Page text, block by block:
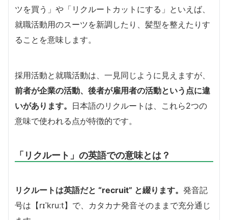
ツを買う」や「リクルートカットにする」といえば、
就職活動用のスーツを新調したり、髪型を整えたりす
ることを意味します。
採用活動と就職活動は、一見同じように見えますが、
前者が企業の活動、後者が雇用者の活動という点に違
いがあります。 日本語のリクルートは、これら2つの
意味で使われる点が特徴的です。
「リクルート」の英語での意味とは？
リクルートは英語だと “recruit” と綴ります。 発音記
号は【rɪˈkruːt】で、カタカナ発音そのままで充分通じ